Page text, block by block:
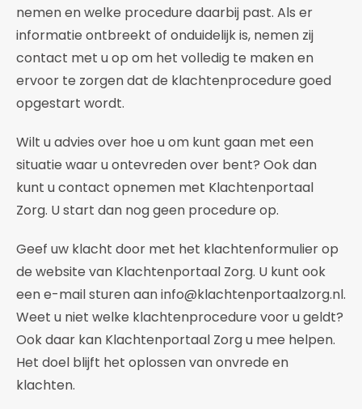
nemen en welke procedure daarbij past. Als er
informatie ontbreekt of onduidelijk is, nemen zij
contact met u op om het volledig te maken en
ervoor te zorgen dat de klachtenprocedure goed
opgestart wordt.
Wilt u advies over hoe u om kunt gaan met een
situatie waar u ontevreden over bent? Ook dan
kunt u contact opnemen met Klachtenportaal
Zorg. U start dan nog geen procedure op.
Geef uw klacht door met het klachtenformulier op
de website van Klachtenportaal Zorg. U kunt ook
een e-mail sturen aan info@klachtenportaalzorg.nl.
Weet u niet welke klachtenprocedure voor u geldt?
Ook daar kan Klachtenportaal Zorg u mee helpen.
Het doel blijft het oplossen van onvrede en
klachten.